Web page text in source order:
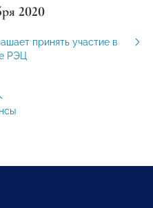
2020
принять участие в
РЭЦ